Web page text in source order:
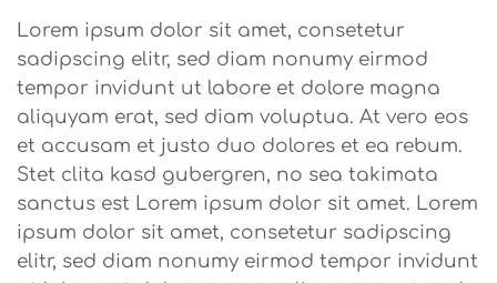
Lorem ipsum dolor sit amet, consetetur
sadipscing elitr, sed diam nonumy eirmod
tempor invidunt ut labore et dolore magna
aliquyam erat, sed diam voluptua. At vero eos
et accusam et justo duo dolores et ea rebum.
Stet clita kasd gubergren, no sea takimata
sanctus est Lorem ipsum dolor sit amet. Lorem
ipsum dolor sit amet, consetetur sadipscing
elitr, sed diam nonumy eirmod tempor invidunt